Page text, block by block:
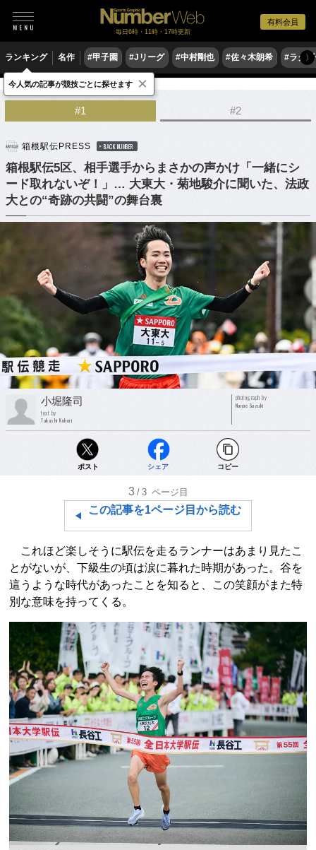
有料会員
毎日6時・11時・17時更新
ランキング 名作 #甲子園 #Jリーグ #中村剛也 #佐々木朗希 #ラグ〉
陸上 駅伝
#1 #2
箱根駅伝PRESS BACK NUMBER
箱根駅伝5区、相手選手からまさかの声かけ「一緒にシ
ード取れないぞ！」… 大東大・菊地駿介に聞いた、法政
大との“奇跡の共闘”の舞台裏
小堀隆司
text by
Takashi Kohori
photograph by
Nanae Suzuki
ポスト シェア コピー
3 /3 ページ目
この記事を1ページ目から読む
これほど楽しそうに駅伝を走るランナーはあまり見たこ
とがないが、下級生の頃は涙に暮れた時期があった。谷を
這うような時代があったことを知ると、この笑顔がまた特
別な意味を持ってくる。
今人気の記事が競技ごとに探せます ×